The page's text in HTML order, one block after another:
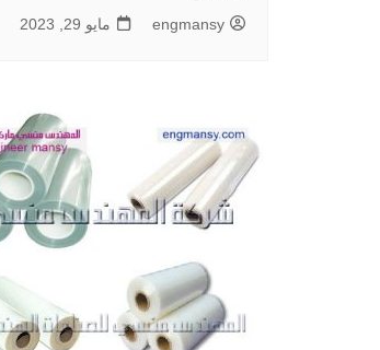
engmansy مايو 29, 2023